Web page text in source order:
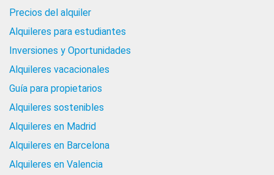
Precios del alquiler
Alquileres para estudiantes
Inversiones y Oportunidades
Alquileres vacacionales
Guía para propietarios
Alquileres sostenibles
Alquileres en Madrid
Alquileres en Barcelona
Alquileres en Valencia